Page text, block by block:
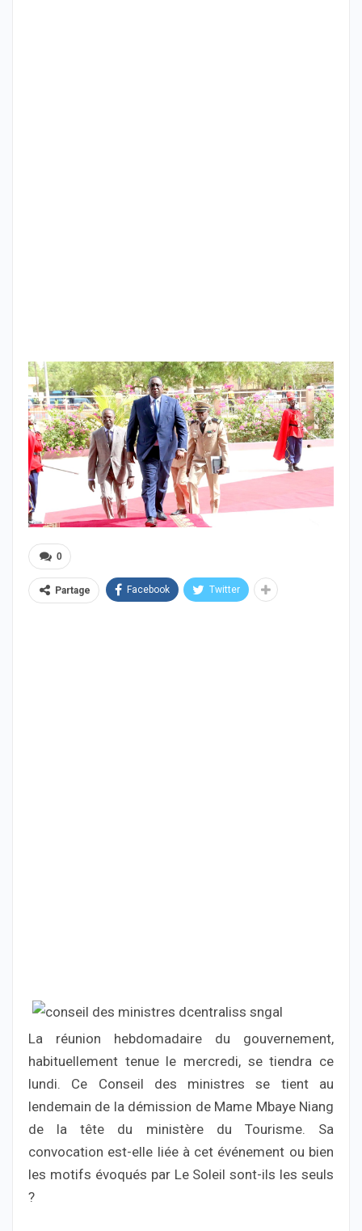
0
Partage Facebook Twitter
La réunion hebdomadaire du gouvernement,
habituellement tenue le mercredi, se tiendra ce
lundi. Ce Conseil des ministres se tient au
lendemain de la démission de Mame Mbaye Niang
de la tête du ministère du Tourisme. Sa
convocation est-elle liée à cet événement ou bien
les motifs évoqués par Le Soleil sont-ils les seuls
?